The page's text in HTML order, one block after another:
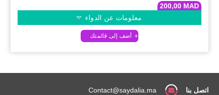
200,00 MAD
معلومات عن الدواء
اتصل بنا Contact@saydalia.ma